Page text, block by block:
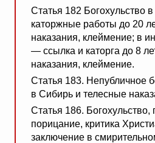
Статья 182 Богохульство
каторжные работы до 20
наказания, клеймение; в
— ссылка и каторга до 8
наказания, клеймение.
Статья 183. Непубличное
в Сибирь и телесные
Статья 186.
порицание, критика
заключение в